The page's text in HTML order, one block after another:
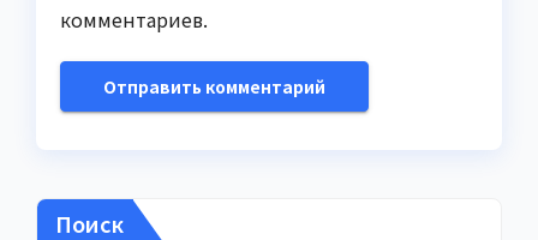
комментариев.
Поиск